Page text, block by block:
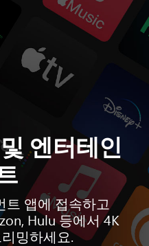
엔터테인
트 앱에 접속하고
Hulu 등에서 4K
밍하세요.